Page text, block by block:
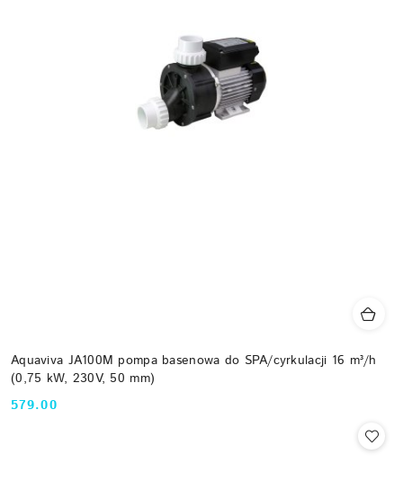
Aquaviva JA100M pompa basenowa do SPA/cyrkulacji 16 m³/h
(0,75 kW, 230V, 50 mm)
Cena:
579.00